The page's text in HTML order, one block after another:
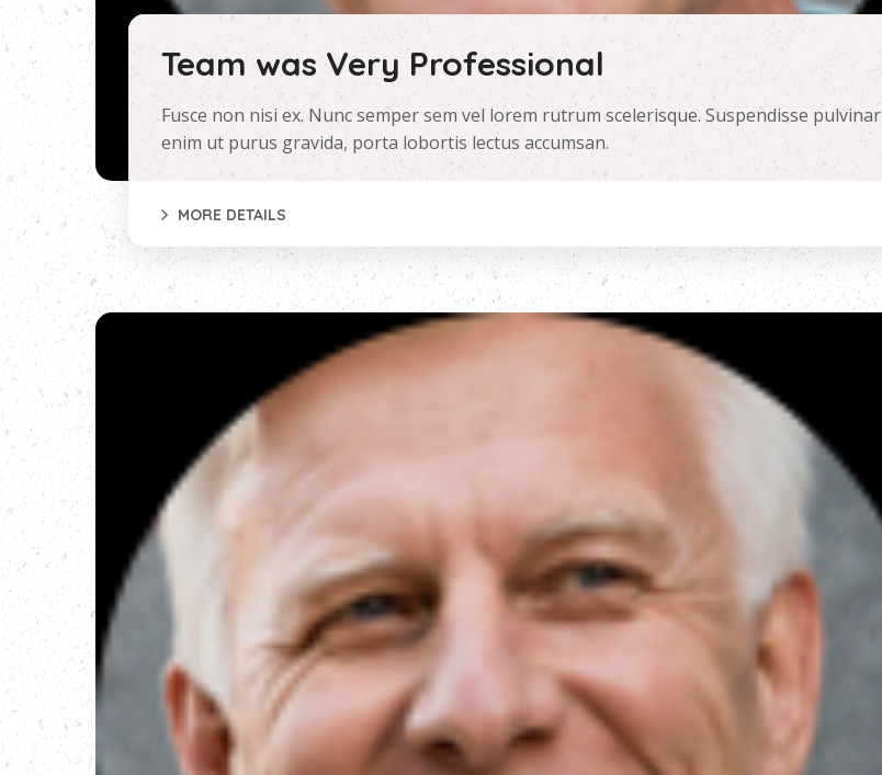
Team was Very Professional
Fusce non nisi ex. Nunc semper sem vel lorem rutrum scelerisque. Suspendisse pulvinar
enim ut purus gravida, porta lobortis lectus accumsan.
MORE DETAILS